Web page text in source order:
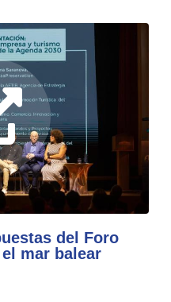
del Foro
mar balear